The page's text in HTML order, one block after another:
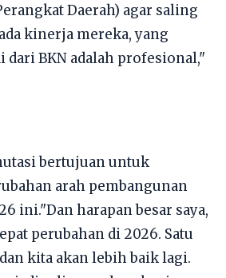
Daerah) agar saling
kinerja mereka, yang
dari BKN adalah profesional,"
bertujuan untuk
arah pembangunan
ini."Dan harapan besar saya,
perubahan di 2026. Satu
kita akan lebih baik lagi.